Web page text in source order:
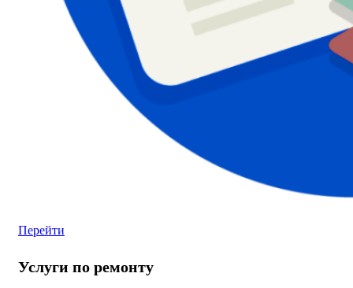
Перейти
Услуги по ремонту